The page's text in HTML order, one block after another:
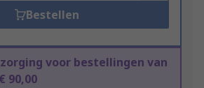
Bestellen
voor bestellingen van
90,00